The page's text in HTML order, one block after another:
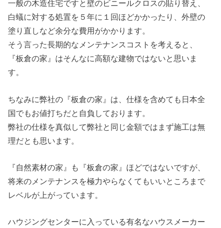
一般の木造住宅ですと壁のビニールクロスの貼り替え、
白蟻に対する処置を５年に１回ほどかかったり、外壁の
塗り直しなど余分な費用がかかります。
そう言った長期的なメンテナンスコストを考えると、
『板倉の家』はそんなに高額な建物ではないと思いま
す。
ちなみに弊社の『板倉の家』は、仕様を含めても日本全
国でもお値打ちだと自負しております。
弊社の仕様を真似して弊社と同じ金額ではまず施工は無
理だとも思います。
『自然素材の家』も『板倉の家』ほどではないですが、
将来のメンテナンスを極力やらなくてもいいところまで
レベルが上がっています。
ハウジングセンターに入っている有名なハウスメーカー